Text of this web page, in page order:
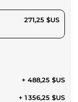
271,25 $US
+ 488,25 $US
+ 1 356,25 $US